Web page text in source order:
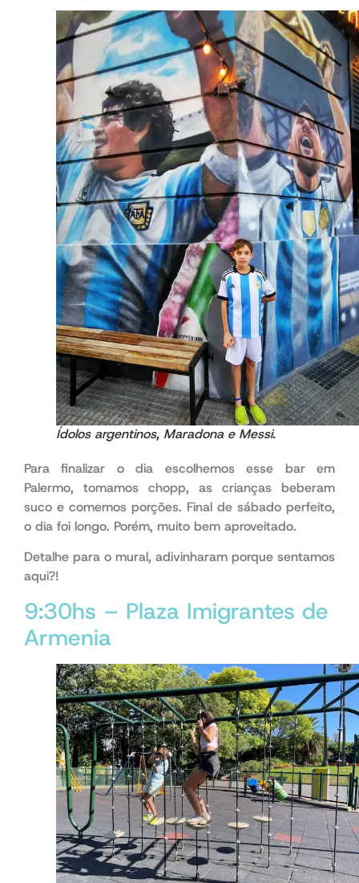
Ídolos argentinos, Maradona e Messi.
Para finalizar o dia escolhemos esse bar em
Palermo, tomamos chopp, as crianças beberam
suco e comemos porções. Final de sábado perfeito,
o dia foi longo. Porém, muito bem aproveitado.
Detalhe para o mural, adivinharam porque sentamos
aqui?!
9:30hs – Plaza Imigrantes de
Armenia